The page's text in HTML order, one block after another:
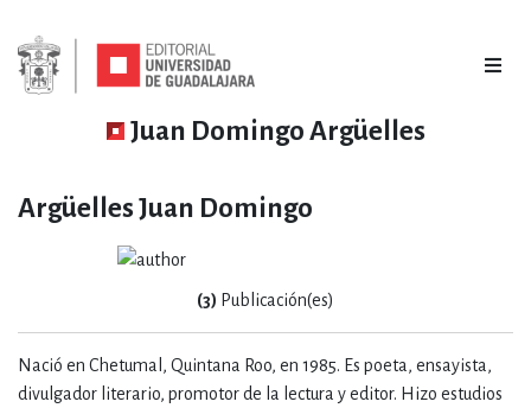
Juan Domingo Argüelles
Argüelles Juan Domingo
Nació en Chetumal, Quintana Roo, en 1985. Es poeta, ensayista,
divulgador literario, promotor de la lectura y editor. Hizo estudios
(3) Publicación(es)